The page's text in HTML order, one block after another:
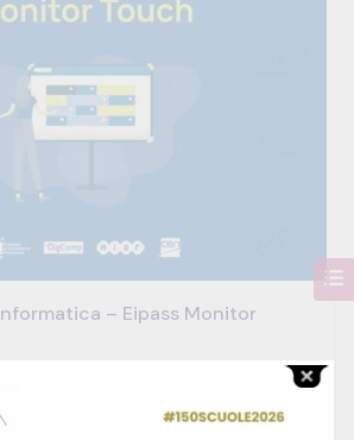
– Eipass Monitor
€244.00